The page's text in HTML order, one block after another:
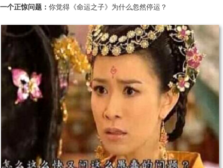
一个正惊问题： 你觉得《命运之子》为什么忽然停运？